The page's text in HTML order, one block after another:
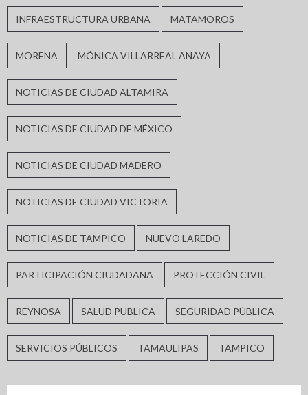
INFRAESTRUCTURA URBANA MATAMOROS
MORENA MÓNICA VILLARREAL ANAYA
NOTICIAS DE CIUDAD ALTAMIRA
NOTICIAS DE CIUDAD DE MÉXICO
NOTICIAS DE CIUDAD MADERO
NOTICIAS DE CIUDAD VICTORIA
NOTICIAS DE TAMPICO NUEVO LAREDO
PARTICIPACIÓN CIUDADANA PROTECCIÓN CIVIL
REYNOSA SALUD PUBLICA SEGURIDAD PÚBLICA
SERVICIOS PÚBLICOS TAMAULIPAS TAMPICO